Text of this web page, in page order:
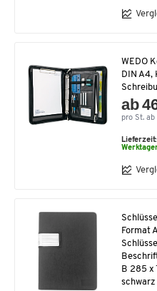
WEDO
DIN
ab
pro St. ab
Lieferzeit:
Format
B 285 x
schwarz